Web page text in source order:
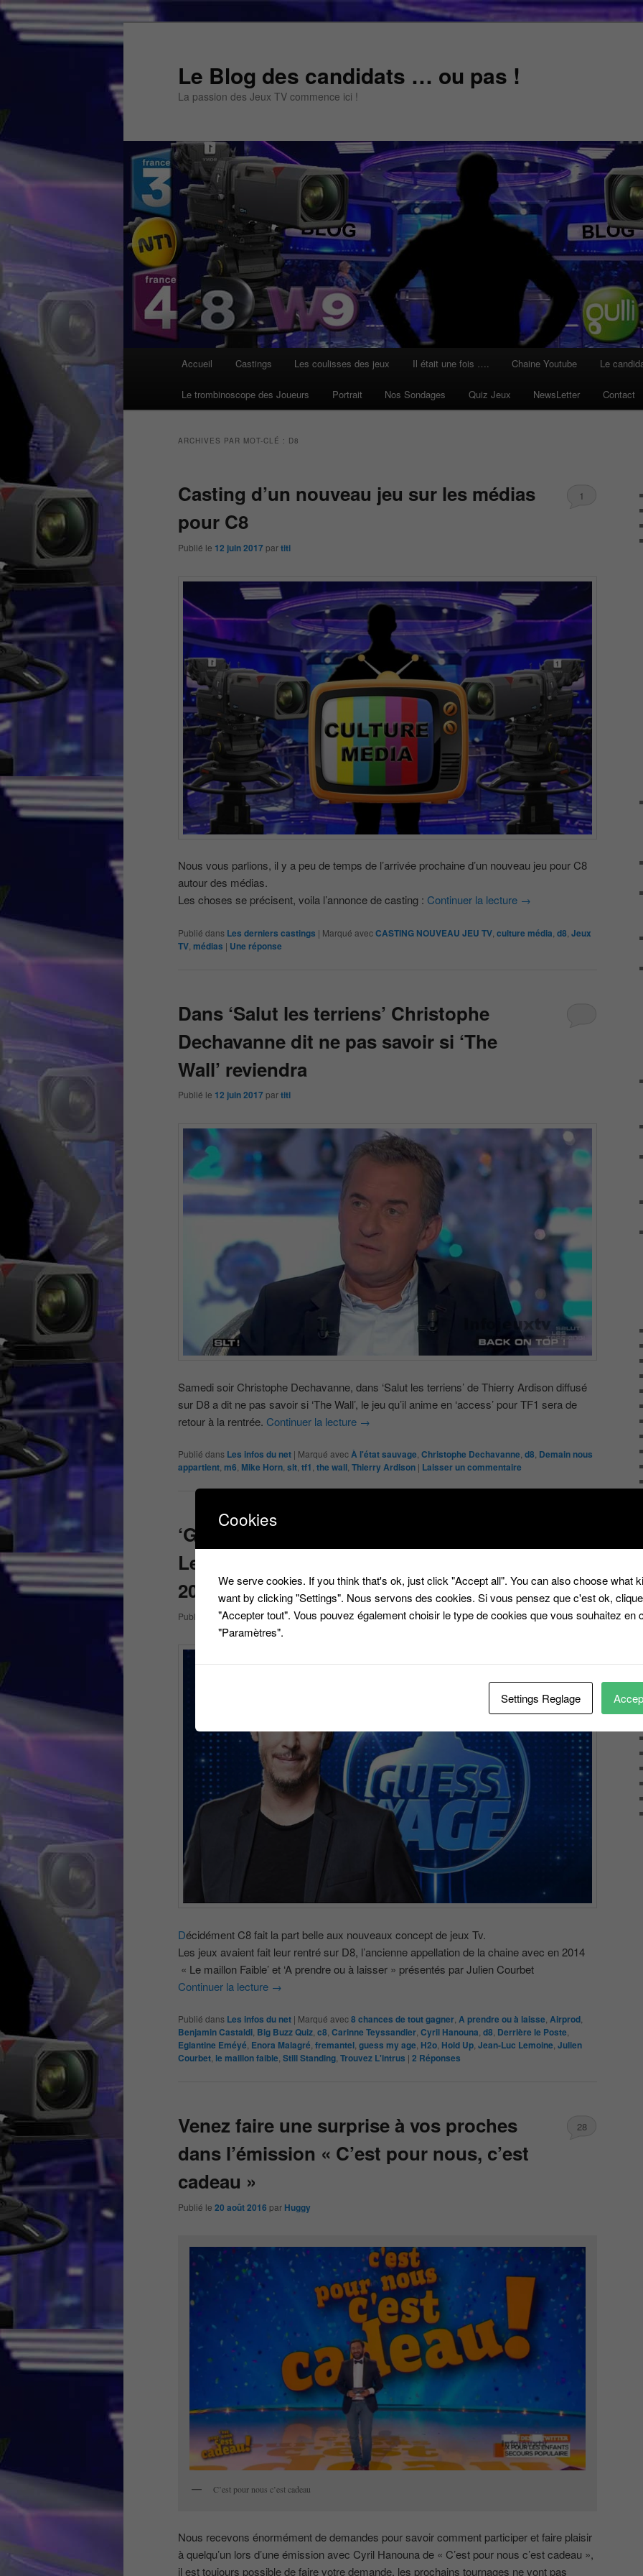
Aller
Aller
Le Blog des candidats … ou pas !
La passion des Jeux TV commence ici !
Accueil Castings Les coulisses des jeux Il était une fois …. Chaine Youtube Le
Le trombinoscope des Joueurs Portrait Nos Sondages Quiz Jeux NewsLetter Contact
ARCHIVES PAR MOT-CLÉ : D8
Casting d’un nouveau jeu sur les médias
pour C8
Publié le 12 juin 2017 partiti
1
Nous vous parlions, il y a peu de temps de l’arrivée prochaine d’un nouveau jeu pour C8
autour des médias.
Les choses se précisent, voila l’annonce de casting : Continuer la lecture →
Publié dans Les derniers castings | Marqué avecCASTING NOUVEAU JEU TV culture média d8 Jeux
TV médias | Une réponse
Dans ‘Salut les terriens’ Christophe
Dechavanne dit ne pas savoir si ‘The
Wall’ reviendra
Publié le 12 juin 2017 partiti
Samedi soir Christophe Dechavanne, dans ‘Salut les terriens’ de Thierry Ardison diffusé
sur D8 a dit ne pas savoir si ‘The Wall’, le jeu qu’il anime en ‘access’ pour TF1 sera de
retour à la rentrée. Continuer la lecture →
Publié dans Les infos du net | Marqué avecÀ l'état sauvage Christophe Dechavanne d8 Demain nous
appartient m6 Mike Horn slt tf1 the wall Thierry Ardison | Laisser un commentaire
‘Guess my age’ animé par Jean-Luc
Lemoine de retour sur C8 dès janvier
2017
Publié le 20 octobre 2016partiti
Décidément C8 fait la part belle aux nouveaux concept de jeux Tv.
Les jeux avaient fait leur rentré sur D8, l’ancienne appellation de la chaine avec en 2014
« Le maillon Faible’ et ‘A prendre ou à laisser » présentés par Julien Courbet
Continuer la lecture →
Publié dans Les infos du net | Marqué avec8 chances de tout gagner A prendre ou à laisse Airprod
Benjamin Castaldi Big Buzz Quiz c8 Carinne Teyssandier Cyril Hanouna d8 Derrière le Poste
Eglantine Eméyé Enora Malagré fremantel guess my age H2o Hold Up Jean-Luc Lemoine Julien
Courbet le maillon faible Still Standing Trouvez L'intrus | 2 Réponses
Venez faire une surprise à vos proches
dans l’émission « C’est pour nous, c’est
cadeau »
Publié le 20 août 2016 par Huggy
28
C’est pour nous c’est cadeau
Nous recevons énormément de demandes pour savoir comment participer et faire plaisir
à quelqu’un lors d’une émission avec Cyril Hanouna de « C’est pour nous c’est cadeau »,
il est toujours possible de faire votre demande, les prochains tournages ne vont pas
Cookies
We serve cookies. If you think that's ok, just click "Accept all". You can also choose what
want by clicking "Settings". Nous servons des cookies. Si vous pensez que c'est ok,
"Accepter tout". Vous pouvez également choisir le type de cookies que vous souhaitez en
"Paramètres".
Settings Reglage